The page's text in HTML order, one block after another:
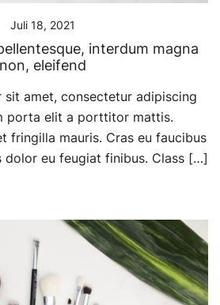
Juli 18, 2021
interdum magna
non, eleifend
sit amet, consectetur adipiscing
porta elit a porttitor mattis.
fringilla mauris. Cras eu faucibus
dolor eu feugiat finibus. Class […]